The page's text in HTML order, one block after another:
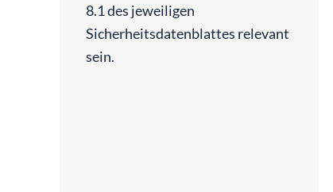
8.1 des jeweiligen
Sicherheitsdatenblattes relevant
sein.